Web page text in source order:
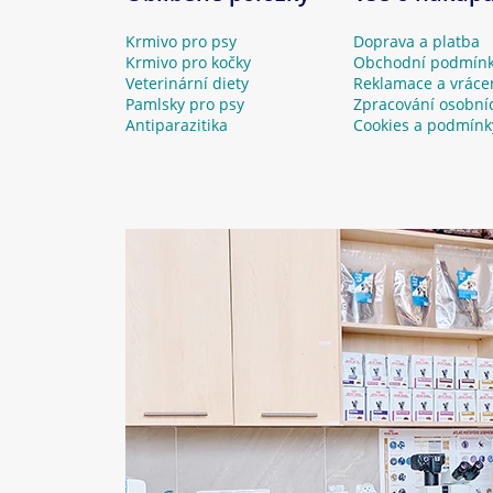
Krmivo pro psy
Krmivo pro kočky
Veterinární diety
Pamlsky pro psy
Antiparazitika
Doprava a platba
Obchodní
Reklamace a
Zpracování
Cookies a